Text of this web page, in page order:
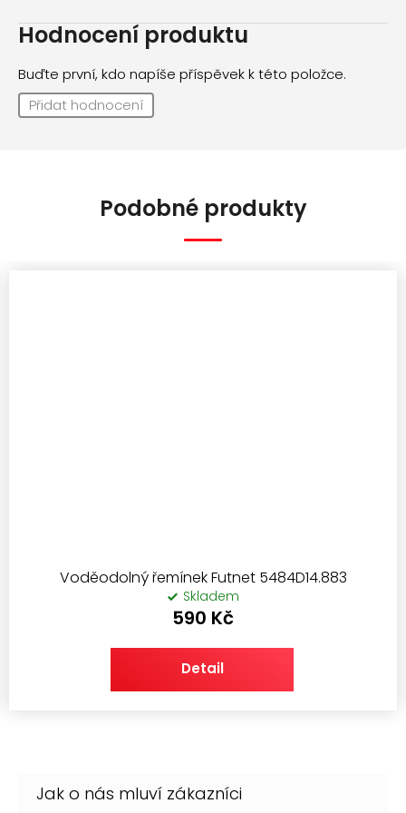
Hodnocení produktu
Buďte první, kdo napíše příspěvek k této položce.
Přidat hodnocení
Podobné produkty
Voděodolný řemínek Futnet 5484D14.883
Skladem
590 Kč
Detail